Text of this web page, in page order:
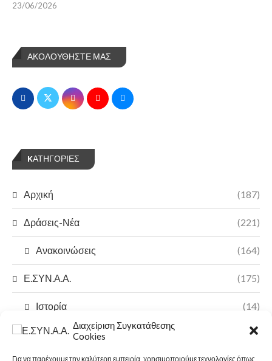
Διαχείριση Συγκατάθεσης
Cookies
Για να παρέχουμε την καλύτερη εμπειρία, χρησιμοποιούμε τεχνολογίες όπως
23/06/2026
ΑΚΟΛΟΥΘΗΣΤΕ ΜΑΣ
KΑΤΗΓΟΡΊΕΣ
Αρχική (187)
Δράσεις-Νέα (221)
Ανακοινώσεις (164)
Ε.ΣΥΝ.Α.Α. (175)
Ιστορία (14)
Π.Ο.Α.Σ.Α (7)